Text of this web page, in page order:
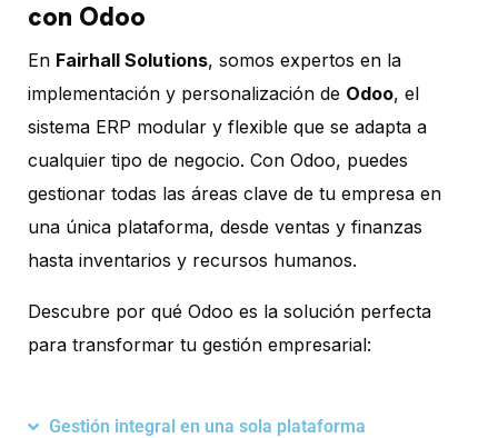
con Odoo
En Fairhall Solutions, somos expertos en la
implementación y personalización de Odoo, el
sistema ERP modular y flexible que se adapta a
cualquier tipo de negocio. Con Odoo, puedes
gestionar todas las áreas clave de tu empresa en
una única plataforma, desde ventas y finanzas
hasta inventarios y recursos humanos.
Descubre por qué Odoo es la solución perfecta
para transformar tu gestión empresarial:
Gestión integral en una sola plataforma